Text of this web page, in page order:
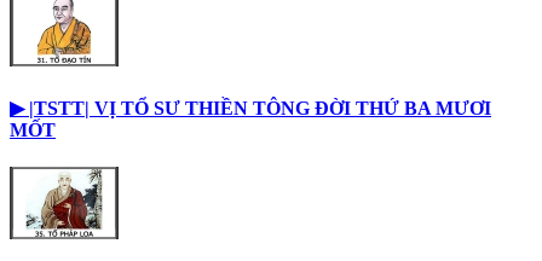
▶︎ |TSTT| VỊ TỔ SƯ THIỀN TÔNG ĐỜI THỨ BA MƯƠI
MỐT